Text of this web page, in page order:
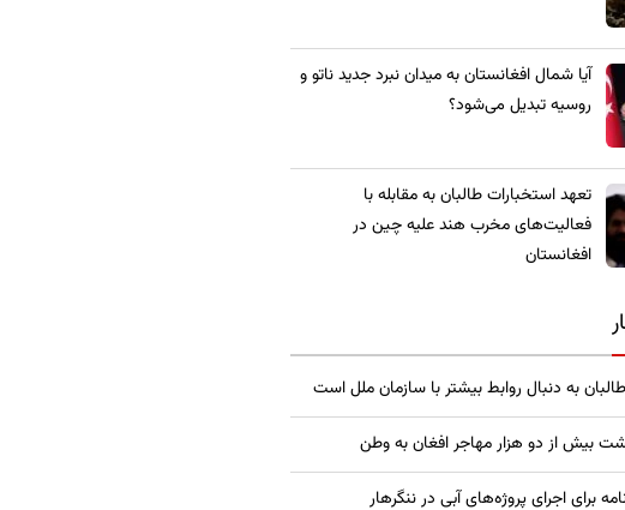
​آیا شمال افغانستان به میدان نبرد جدید ناتو و
روسیه تبدیل می‌شود؟
تعهد استخبارات طالبان به مقابله با
فعالیت‌های مخرب هند علیه چین در
افغانستان
به دنبال روابط بیشتر با سازمان ملل است
بیش از دو هزار مهاجر افغان به وطن
برای اجرای پروژه‌های آبی در ننگرهار